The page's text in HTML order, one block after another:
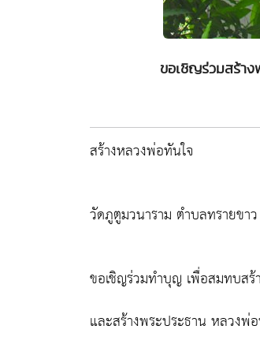
ขอเชิญร่วมสร้าง
สร้างหลวงพ่อทันใจ
วัดภูตูมวนาราม ตำบลทรายขา
ขอเชิญร่วมทำบุญ เพื่อสมทบสร้
และสร้างพระประธาน หลวงพ่